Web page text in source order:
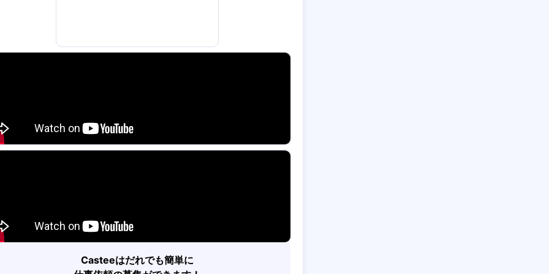
高杉くん エキストラ
カレはオレンジ色 エキストラ
Casteeはだれでも簡単に